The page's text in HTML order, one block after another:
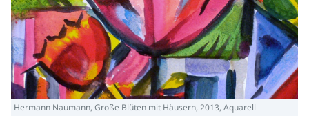
Hermann Naumann, Große Blüten mit Häusern, 2013, Aquarell